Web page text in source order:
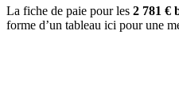
La fiche de paie pour les 2 781 €
forme d’un tableau ici pour une